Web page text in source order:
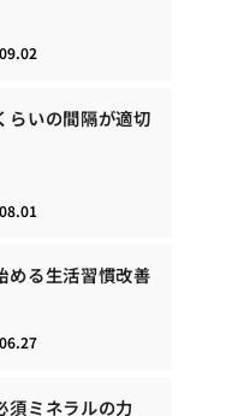
らいの間隔が適切
める生活習慣改善
須ミネラルの力